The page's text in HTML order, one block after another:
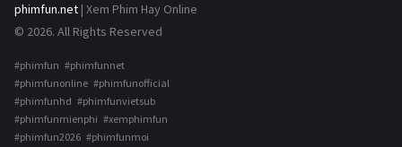
phimfun.net | Xem Phim Hay Online
© 2026. All Rights Reserved
#phimfun #phimfunnet
#phimfunonline #phimfunofficial
#phimfunhd #phimfunvietsub
#phimfunmienphi #xemphimfun
#phimfun2026 #phimfunmoi